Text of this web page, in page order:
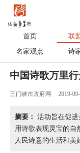
首页 联
名家观点
诗
中国诗歌万里
三门峡市政府网 2019-
摘要： 活动旨在促进
用诗歌表现灵宝的自
人民诗意的生活和美